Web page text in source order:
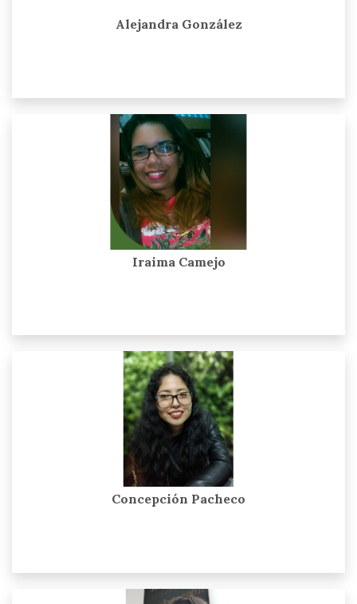
Alejandra González
Iraima Camejo
Concepción Pacheco